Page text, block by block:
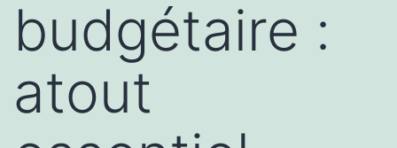
budgétaire :
atout